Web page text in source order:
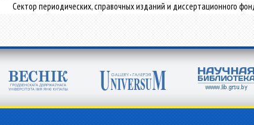
Сектор периодических, справочных изданий и диссертационного